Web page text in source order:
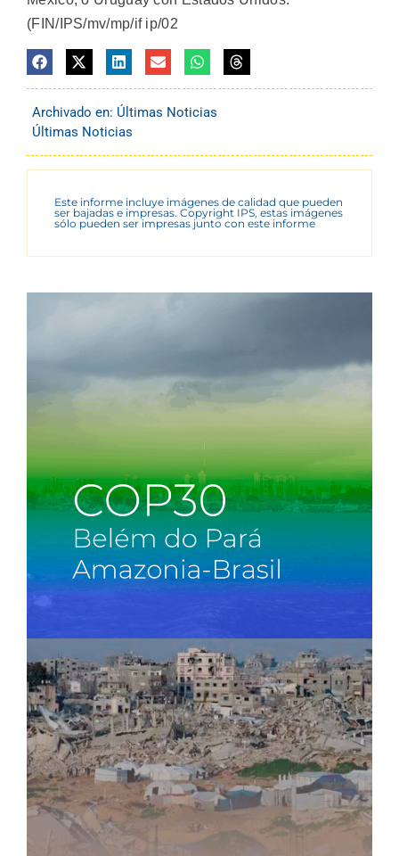
(FIN/IPS/mv/mp/if ip/02
Archivado en: Últimas Noticias
Últimas Noticias
Este informe incluye imágenes de calidad que pueden
ser bajadas e impresas. Copyright IPS, estas imágenes
sólo pueden ser impresas junto con este informe